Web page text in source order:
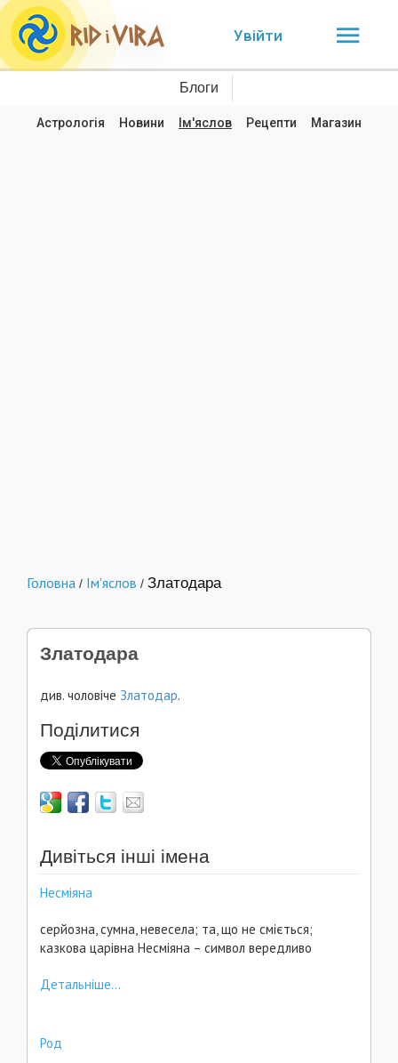
Увійти
Блоги
Астрологія Новини Ім'яслов Рецепти Магазин
Головна / Ім'яслов / Златодара
Златодара
див. чоловіче Златодар.
Поділитися
Дивіться інші імена
Несміяна
серйозна, сумна, невесела; та, що не сміється;
казкова царівна Несміяна – символ вередливо
Детальніше...
Род